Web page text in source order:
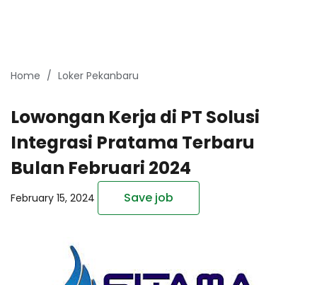
Home Loker Pekanbaru
Lowongan Kerja di PT Solusi
Integrasi Pratama Terbaru
Bulan Februari 2024
February 15, 2024 Save job